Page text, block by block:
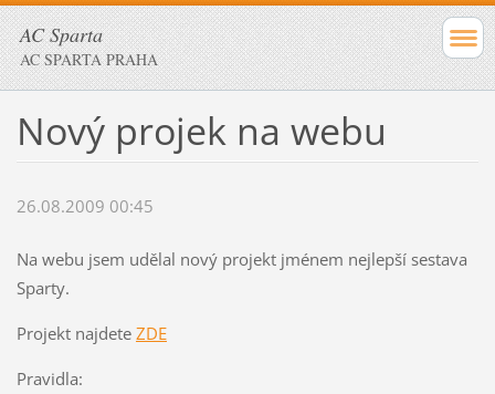
AC Sparta
AC SPARTA PRAHA
Nový projek na webu
26.08.2009 00:45
Na webu jsem udělal nový projekt jménem nejlepší sestava
Sparty.
Projekt najdete ZDE
Pravidla: